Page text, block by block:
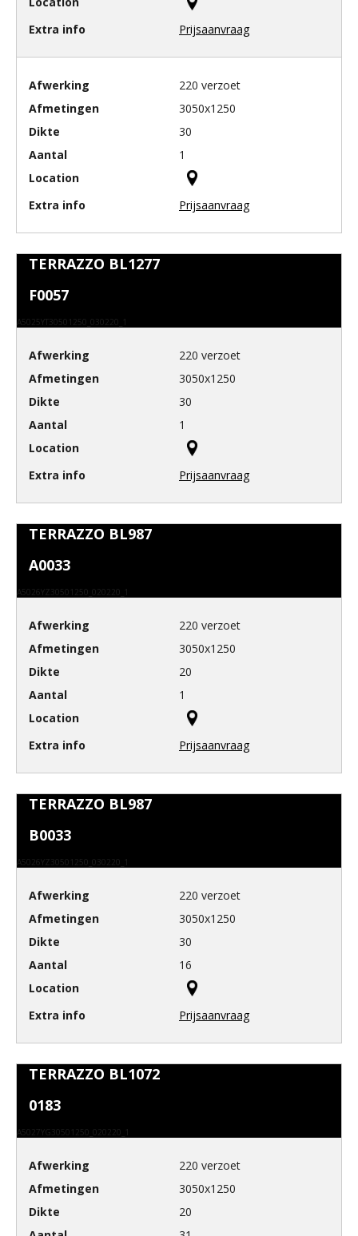
Prijsaanvraag
220 verzoet
3050x1250
30
1
Prijsaanvraag
TERRAZZO BL1277
F0057
A5025YT30501250_030220_1
220 verzoet
3050x1250
30
1
Prijsaanvraag
TERRAZZO BL987
A0033
A5026YZ30501250_020220_1
220 verzoet
3050x1250
20
1
Prijsaanvraag
TERRAZZO BL987
B0033
A5026YZ30501250_030220_1
220 verzoet
3050x1250
30
16
Prijsaanvraag
TERRAZZO BL1072
0183
A5027YG30501250_020220_1
220 verzoet
3050x1250
20